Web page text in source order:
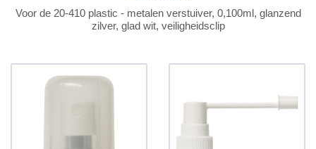
Voor de 20-410 plastic - metalen verstuiver, 0,100ml, glanzend
zilver, glad wit, veiligheidsclip